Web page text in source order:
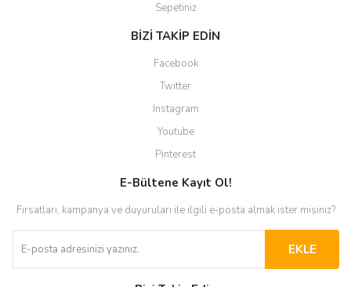
Sepetiniz
BİZİ TAKİP EDİN
Facebook
Twitter
Instagram
Youtube
Pinterest
E-Bültene Kayıt Ol!
Fırsatları, kampanya ve duyuruları ile ilgili e-posta almak ister misiniz?
EKLE